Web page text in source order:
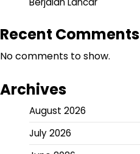
Recent Comments
No comments to show.
Archives
August 2026
July 2026